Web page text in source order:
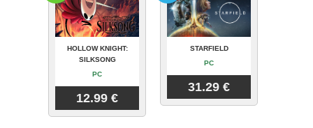
HOLLOW KNIGHT:
SILKSONG
PC
12.99 €
STARFIELD
PC
31.29 €